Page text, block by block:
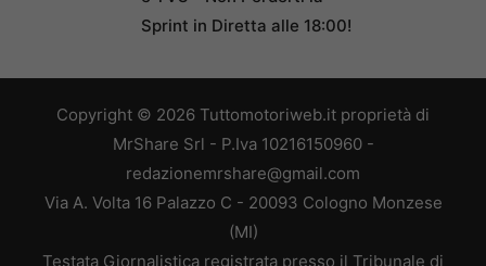
Sprint in Diretta alle 18:00!
Copyright © 2026 Tuttomotoriweb.it proprietà di
MrShare Srl - P.Iva 10216150960 -
redazionemrshare@gmail.com
Via A. Volta 16 Palazzo C - 20093 Cologno Monzese
(MI)
Testata Giornalistica registrata presso il Tribunale di